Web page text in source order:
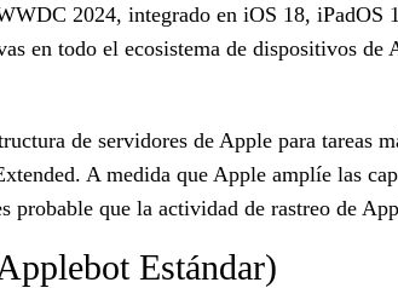
2024, integrado en iOS 18, iPadOS
en todo el ecosistema de dispositivos
de servidores de Apple para tareas
A medida que Apple amplíe las
que la actividad de rastreo de
Estándar)